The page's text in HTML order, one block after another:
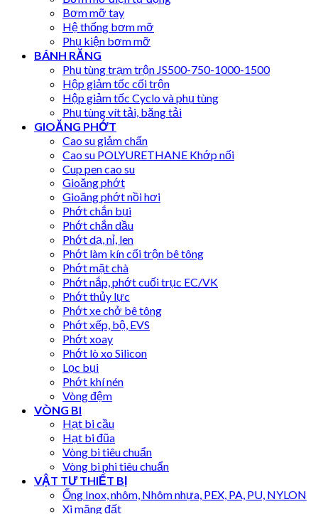
Bơm mỡ tay
Hệ thống bơm mỡ
Phụ kiện bơm mỡ
BÁNH RĂNG
Phụ tùng trạm trộn JS500-750-1000-1500
Hộp giảm tốc cối trộn
Hộp giảm tốc Cyclo và phụ tùng
Phụ tùng vít tải, băng tải
GIOĂNG PHỚT
Cao su giảm chấn
Cao su POLYURETHANE Khớp nối
Cup pen cao su
Gioăng phớt
Gioăng phớt nồi hơi
Phớt chắn bụi
Phớt chắn dầu
Phớt dạ, nỉ, len
Phớt làm kín cối trộn bê tông
Phớt mặt chà
Phớt nắp, phớt cuối trục EC/VK
Phớt thủy lực
Phớt xe chở bê tông
Phớt xếp, bộ, EVS
Phớt xoay
Phớt lò xo Silicon
Lọc bụi
Phớt khí nén
Vòng đệm
VÒNG BI
Hạt bi cầu
Hạt bi đũa
Vòng bi tiêu chuẩn
Vòng bi phi tiêu chuẩn
VẬT TƯ THIẾT BỊ
Ống Inox, nhôm, Nhôm nhựa, PEX, PA, PU, NYLON
Xi măng đất